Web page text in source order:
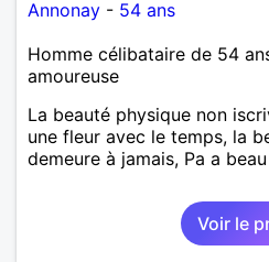
Annonay - 54 ans
Homme célibataire de 54
amoureuse
La beauté physique non
une fleur avec le temps, la
demeure à jamais, Pa a
Voir le